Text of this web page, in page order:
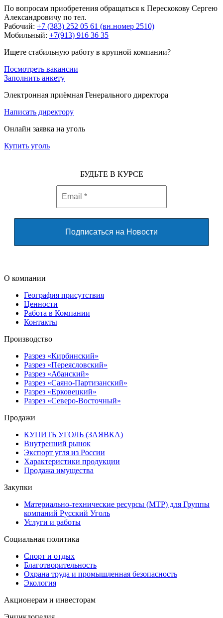
По вопросам приобретения обращаться к Перескокову Сергею
Александровичу по тел.
Рабочий: +7 (383) 252 05 61 (вн.номер 2510)
Мобильный: +7(913) 916 36 35
Ищете стабильную работу в крупной компании?
Посмотреть вакансии
Заполнить анкету
Электронная приёмная Генерального директора
Написать директору
Онлайн заявка на уголь
Купить уголь
БУДЬТЕ В КУРСЕ
О компании
География присутствия
Ценности
Работа в Компании
Контакты
Производство
Разрез «Кирбинский»
Разрез «Переясловский»
Разрез «Абанский»
Разрез «Саяно-Партизанский»
Разрез «Ерковецкий»
Разрез «Северо-Восточный»
Продажи
КУПИТЬ УГОЛЬ (ЗАЯВКА)
Внутренний рынок
Экспорт угля из России
Характеристики продукции
Продажа имущества
Закупки
Материально-технические ресурсы (МТР) для Группы
компаний Русский Уголь
Услуги и работы
Социальная политика
Спорт и отдых
Благотворительность
Охрана труда и промышленная безопасность
Экология
Акционерам и инвесторам